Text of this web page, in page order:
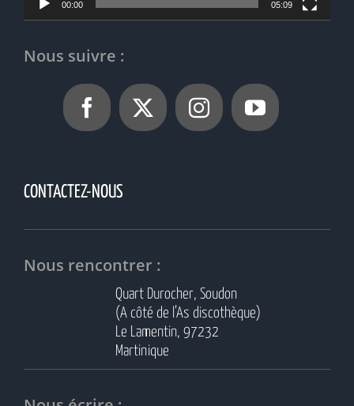
00:00 05:09
Nous suivre :
CONTACTEZ-NOUS
Nous rencontrer :
Quart Durocher, Soudon
(A côté de l’As discothèque)
Le Lamentin, 97232
Martinique